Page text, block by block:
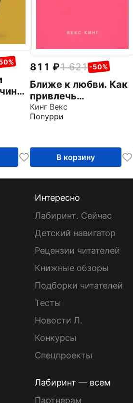
на
811 1 621 -50%
Ближе к любви. Как
привлечь
правильные
отношения и
Кинг Векс
Попурри
В корзину
Интересно
Лабиринт. Сейчас
Детский навигатор
Рецензии читателей
Книжные обзоры
Подборки читателей
Тесты
Новости Л.
Конкурсы
Спецпроекты
Лабиринт — всем
Партнерам